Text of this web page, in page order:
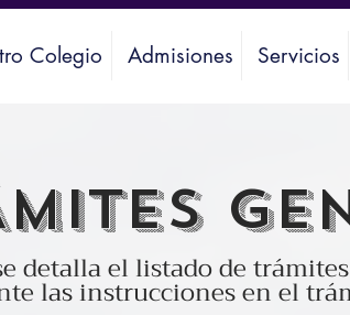
Colegio Admisiones Servicios
detalla el listado de
las instrucciones en el